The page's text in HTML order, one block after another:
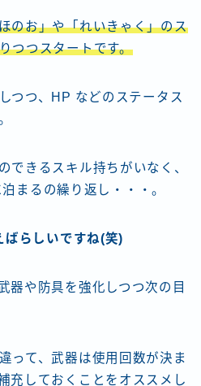
のお」や「れいきゃく」のス
つつスタートです。
つつ、HP などのステータス
できるスキル持ちがいなく、
まるの繰り返し・・・。
ばらしいですね(笑)
器や防具を強化しつつ次の目
って、武器は使用回数が決ま
充しておくことをオススメし